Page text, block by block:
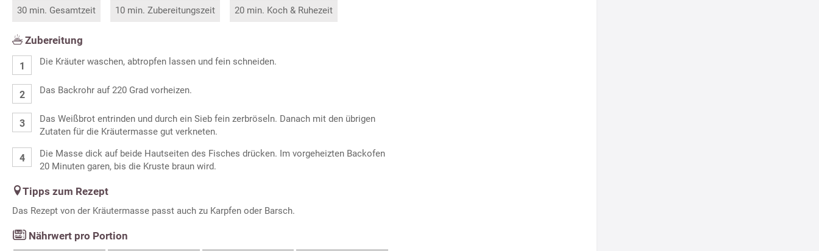
30 min. Gesamtzeit 10 min. Zubereitungszeit 20 min. Koch & Ruhezeit
Zubereitung
Die Kräuter waschen, abtropfen lassen und fein schneiden.
Das Backrohr auf 220 Grad vorheizen.
Das Weißbrot entrinden und durch ein Sieb fein zerbröseln. Danach mit den übrigen
Zutaten für die Kräutermasse gut verkneten.
Die Masse dick auf beide Hautseiten des Fisches drücken. Im vorgeheizten Backofen
20 Minuten garen, bis die Kruste braun wird.
Tipps zum Rezept
Das Rezept von der Kräutermasse passt auch zu Karpfen oder Barsch.
Nährwert pro Portion